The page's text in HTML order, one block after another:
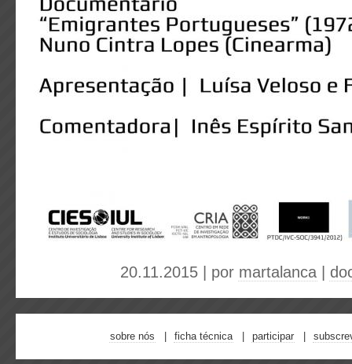
20.11.2015 | por martalanca
sobre nós ficha técnica participar